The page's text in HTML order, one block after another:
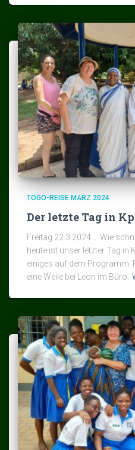
TOGO-REISE MÄRZ 2024
Der letzte Tag in
Freitag 22.3.2024 … Wie
heute ist unser letzter Tag in
einiges auf dem Programm.
eine Weile bei Leon im Büro.